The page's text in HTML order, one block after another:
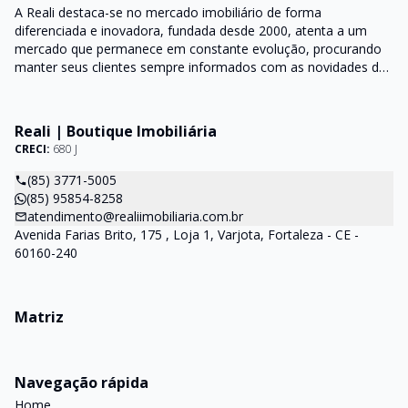
A Reali destaca-se no mercado imobiliário de forma
diferenciada e inovadora, fundada desde 2000, atenta a um
mercado que permanece em constante evolução, procurando
manter seus clientes sempre informados com as novidades do
Reali | Boutique Imobiliária
CRECI: 680 J
(85) 3771-5005
(85) 95854-8258
atendimento@realiimobiliaria.com.br
Avenida Farias Brito, 175 , Loja 1, Varjota, Fortaleza - CE -
60160-240
Matriz
Navegação rápida